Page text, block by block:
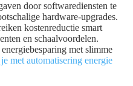
door softwarediensten te
hardware-upgrades.
kostenreductie smart
en schaalvoordelen.
met slimme
met automatisering energie